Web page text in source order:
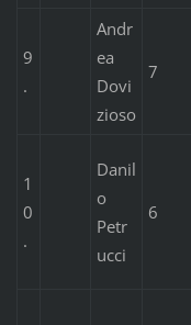
9
.
Andr
ea
Dovi
zioso
7
1
0
.
Danil
o
Petr
ucci
6